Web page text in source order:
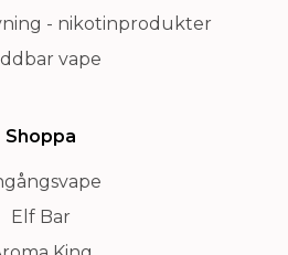
- nikotinprodukter
vape
Shoppa
Elf Bar